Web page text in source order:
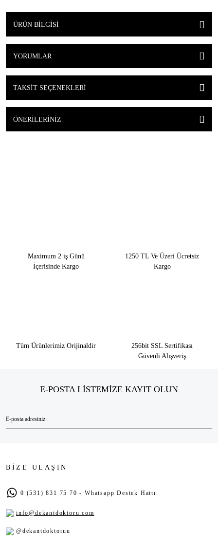
ÜRÜN BILGISI
YORUMLAR
TAKSIT SEÇENEKLERI
ÖNERILERINIZ
Maximum 2 iş Günü
İçerisinde Kargo
1250 TL Ve Üzeri Ücretsiz
Kargo
Tüm Ürünlerimiz Orijinaldir
256bit SSL Sertifikası
Güvenli Alışveriş
E-POSTA LİSTEMİZE KAYIT OLUN
BİZE ULAŞIN
0 (531) 831 75 70 - Whatsapp Destek Hattı
info@dekantdoktoru.com
@dekantdoktoruu